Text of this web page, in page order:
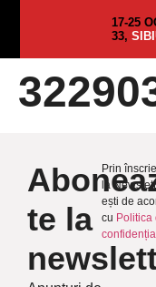
17-25
33,
te la
Prin
la
ești de
cu Politica